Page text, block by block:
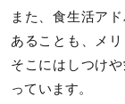
また、食生活ア
あることも、メ
そこにはしつけ
っています。